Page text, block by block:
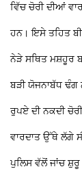
ਵਿੱਚ ਚੋਰੀ ਦੀਆਂ
ਹਨ। ਇਸੇ ਤਹਿਤ
ਨੇੜੇ ਸਥਿਤ ਮਸ਼ਹੂਰ
ਬੜੀ ਯੋਜਨਾਬੱਧ
ਰੁਪਏ ਦੀ ਨਕਦੀ
ਵਾਰਦਾਤ ਉੱਥੇ ਲੱਗੇ
ਪੁਲਿਸ ਵੱਲੋਂ ਜਾਂਚ